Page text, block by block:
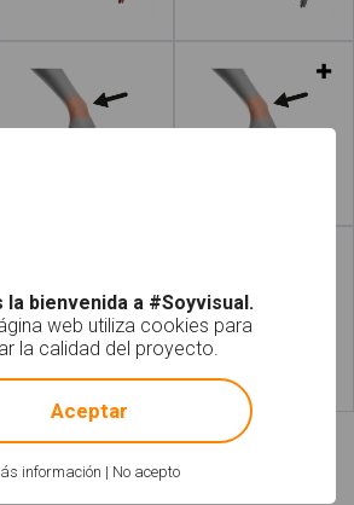
más Leer más
la bienvenida a #Soyvisual.
web utiliza cookies para
la calidad del proyecto.
información | No acepto
! Not valid!
Aceptar